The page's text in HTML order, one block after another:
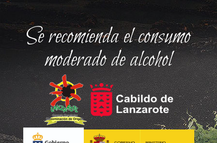
Se recomienda el consumo
moderado de alcohol